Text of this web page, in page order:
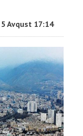
5 Avqust 17:14